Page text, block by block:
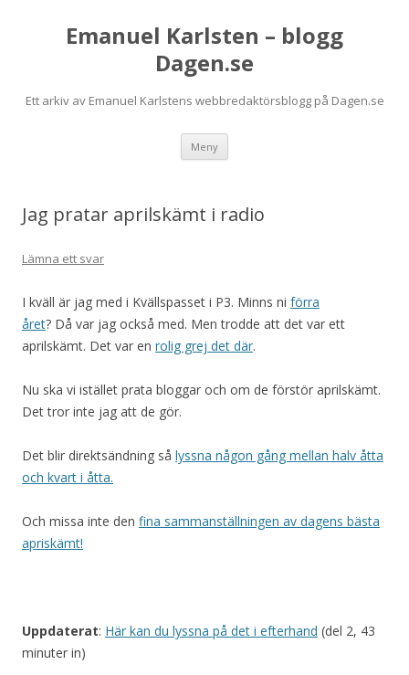
Emanuel Karlsten – blogg
Dagen.se
Ett arkiv av Emanuel Karlstens webbredaktörsblogg på Dagen.se
Meny
Jag pratar aprilskämt i radio
Lämna ett svar
I kväll är jag med i Kvällspasset i P3. Minns ni förra
året? Då var jag också med. Men trodde att det var ett
aprilskämt. Det var en rolig grej det där.
Nu ska vi istället prata bloggar och om de förstör aprilskämt.
Det tror inte jag att de gör.
Det blir direktsändning så lyssna någon gång mellan halv åtta
och kvart i åtta.
Och missa inte den fina sammanställningen av dagens bästa
apriskämt!
Uppdaterat: Här kan du lyssna på det i efterhand (del 2, 43
minuter in)